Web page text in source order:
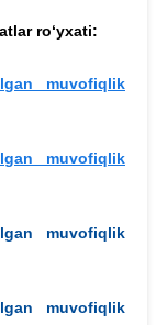
ro‘yxati:
muvofiqlik
muvofiqlik
muvofiqlik
muvofiqlik